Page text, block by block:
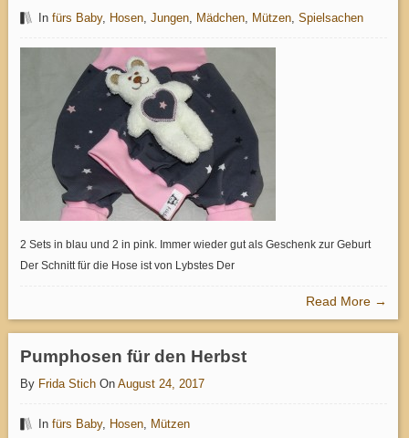
In fürs Baby, Hosen, Jungen, Mädchen, Mützen, Spielsachen
2 Sets in blau und 2 in pink. Immer wieder gut als Geschenk zur Geburt
Der Schnitt für die Hose ist von Lybstes Der
Read More →
Pumphosen für den Herbst
By Frida Stich On August 24, 2017
In fürs Baby, Hosen, Mützen